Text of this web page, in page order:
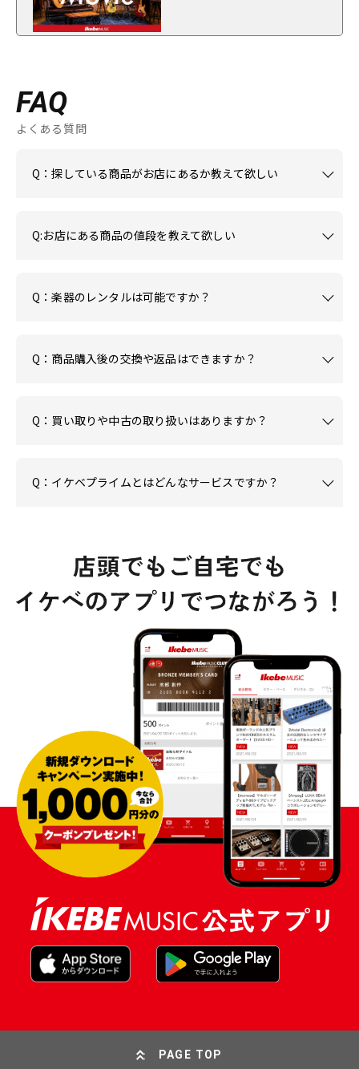
FAQ
よくある質問
Q：探している商品がお店にあるか教えて欲しい
Q:お店にある商品の値段を教えて欲しい
Q：楽器のレンタルは可能ですか？
Q：商品購入後の交換や返品はできますか？
Q：買い取りや中古の取り扱いはありますか？
Q：イケベプライムとはどんなサービスですか？
PAGE TOP